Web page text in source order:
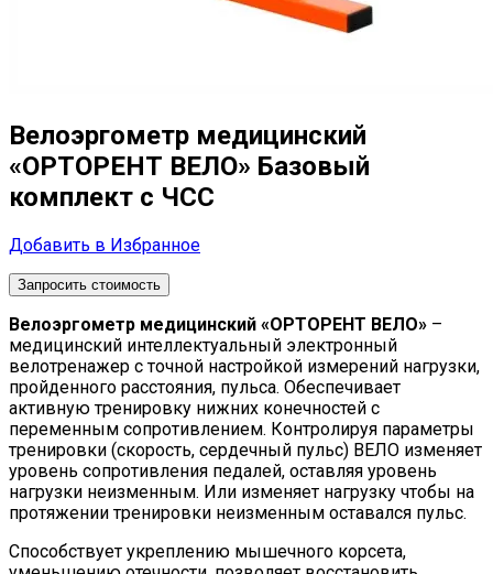
Велоэргометр медицинский
«ОРТОРЕНТ ВЕЛО» Базовый
комплект с ЧСС
Добавить в Избранное
Запросить стоимость
Велоэргометр медицинский «ОРТОРЕНТ ВЕЛО» –
медицинский интеллектуальный электронный
велотренажер с точной настройкой измерений нагрузки,
пройденного расстояния, пульса. Обеспечивает
активную тренировку нижних конечностей с
переменным сопротивлением. Контролируя параметры
тренировки (скорость, сердечный пульс) ВЕЛО изменяет
уровень сопротивления педалей, оставляя уровень
нагрузки неизменным. Или изменяет нагрузку чтобы на
протяжении тренировки неизменным оставался пульс.
Способствует укреплению мышечного корсета,